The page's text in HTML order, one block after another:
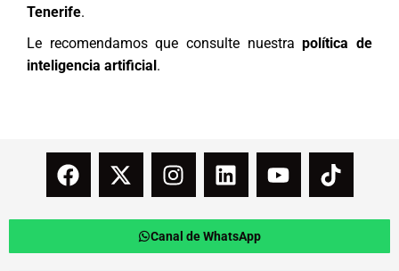
Tenerife.
Le recomendamos que consulte nuestrapolítica de
inteligencia artificial.
Canal de WhatsApp